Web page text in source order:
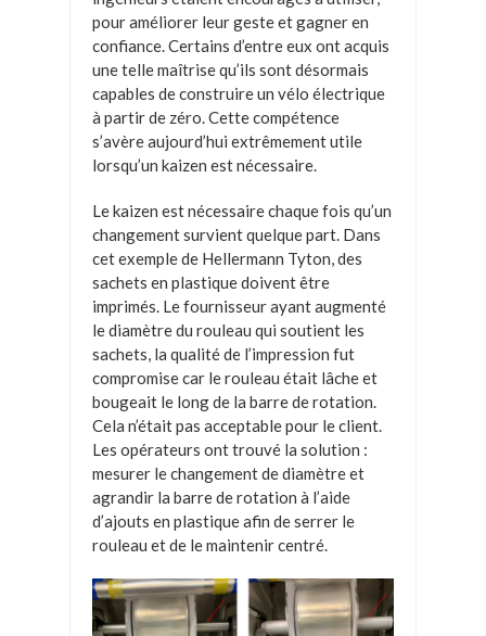
pour améliorer leur geste et gagner en
confiance. Certains d’entre eux ont acquis
une telle maîtrise qu’ils sont désormais
capables de construire un vélo électrique
à partir de zéro. Cette compétence
s’avère aujourd’hui extrêmement utile
lorsqu’un kaizen est nécessaire.
Le kaizen est nécessaire chaque fois qu’un
changement survient quelque part. Dans
cet exemple de Hellermann Tyton, des
sachets en plastique doivent être
imprimés. Le fournisseur ayant augmenté
le diamètre du rouleau qui soutient les
sachets, la qualité de l’impression fut
compromise car le rouleau était lâche et
bougeait le long de la barre de rotation.
Cela n’était pas acceptable pour le client.
Les opérateurs ont trouvé la solution :
mesurer le changement de diamètre et
agrandir la barre de rotation à l’aide
d’ajouts en plastique afin de serrer le
rouleau et de le maintenir centré.